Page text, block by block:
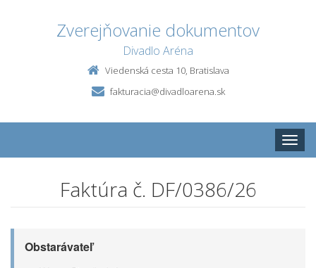
Zverejňovanie dokumentov
Divadlo Aréna
Viedenská cesta 10, Bratislava
fakturacia@divadloarena.sk
Toggle
Faktúra č. DF/0386/26
Obstarávateľ